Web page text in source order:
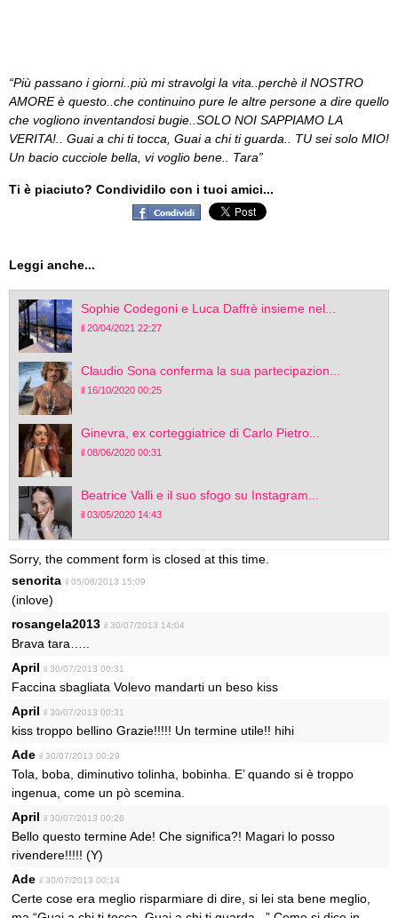
“Più passano i giorni..più mi stravolgi la vita..perchè il NOSTRO
AMORE è questo..che continuino pure le altre persone a dire quello
che vogliono inventandosi bugie..SOLO NOI SAPPIAMO LA
VERITA!.. Guai a chi ti tocca, Guai a chi ti guarda.. TU sei solo MIO!
Un bacio cucciole bella, vi voglio bene.. Tara”
Ti è piaciuto? Condividilo con i tuoi amici...
Leggi anche...
Sophie Codegoni e Luca Daffrè insieme nel...
il 20/04/2021 22:27
Claudio Sona conferma la sua partecipazion...
il 16/10/2020 00:25
Ginevra, ex corteggiatrice di Carlo Pietro...
il 08/06/2020 00:31
Beatrice Valli e il suo sfogo su Instagram...
il 03/05/2020 14:43
Sorry, the comment form is closed at this time.
senorita il 05/08/2013 15:09
(inlove)
rosangela2013 il 30/07/2013 14:04
Brava tara…..
April il 30/07/2013 00:31
Faccina sbagliata Volevo mandarti un beso kiss
April il 30/07/2013 00:31
kiss troppo bellino Grazie!!!!! Un termine utile!! hihi
Ade il 30/07/2013 00:29
Tola, boba, diminutivo tolinha, bobinha. E’ quando si è troppo
ingenua, come un pò scemina.
April il 30/07/2013 00:26
Bello questo termine Ade! Che significa?! Magari lo posso
rivendere!!!!! (Y)
Ade il 30/07/2013 00:14
Certe cose era meglio risparmiare di dire, si lei sta bene meglio,